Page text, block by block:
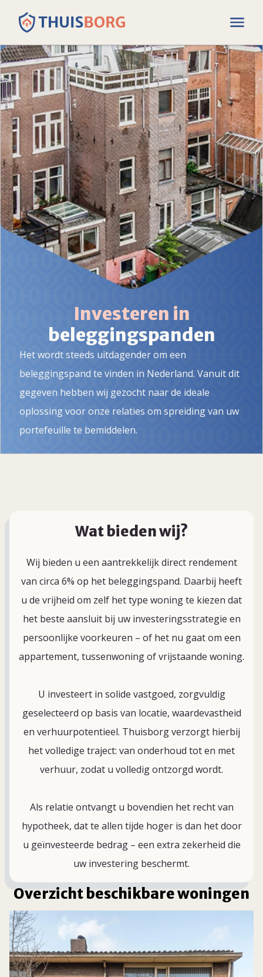
Investeren in
beleggingspanden
Het wordt steeds uitdagender om een
beleggingspand te vinden in Nederland. Vanuit dit
gegeven hebben wij gezocht naar de ideale
oplossing voor onze relaties om spreiding van uw
portefeuille te bemiddelen.
Wat bieden wij?
Wij bieden u een aantrekkelijk direct rendement
van circa 6% op het beleggingspand. Daarbij heeft
u de vrijheid om zelf het type woning te kiezen dat
het beste aansluit bij uw investeringsstrategie en
persoonlijke voorkeuren – of het nu gaat om een
appartement, tussenwoning of vrijstaande woning.
U investeert in solide vastgoed, zorgvuldig
geselecteerd op basis van locatie, waardevastheid
en verhuurpotentieel. Thuisborg verzorgt hierbij
het volledige traject: van onderhoud tot en met
verhuur, zodat u volledig ontzorgd wordt.
Als relatie ontvangt u bovendien het recht van
hypotheek, dat te allen tijde hoger is dan het door
u geïnvesteerde bedrag – een extra zekerheid die
uw investering beschermt.
Overzicht beschikbare woningen